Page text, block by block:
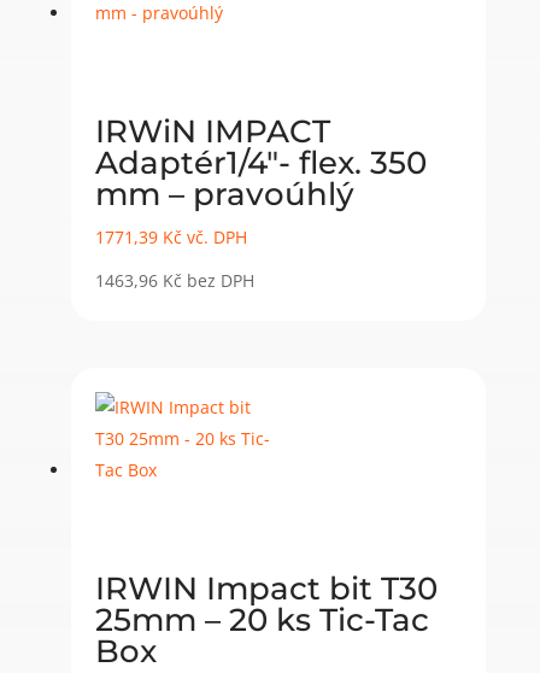
IRWiN IMPACT
Adaptér1/4″- flex. 350
mm – pravoúhlý
1771,39 Kč vč. DPH
1463,96 Kč bez DPH
IRWIN Impact bit T30
25mm – 20 ks Tic-Tac
Box